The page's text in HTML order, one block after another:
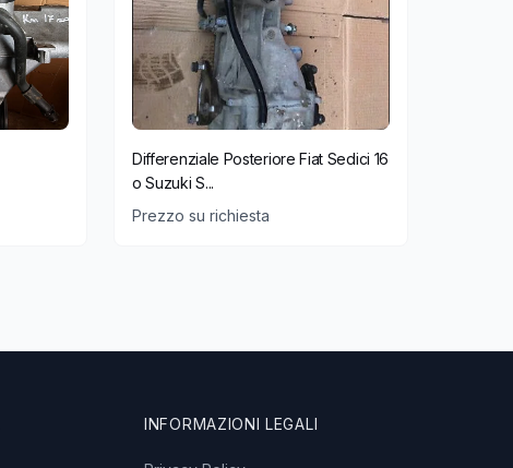
Differenziale Posteriore Fiat Sedici 16
o Suzuki S...
Prezzo su richiesta
INFORMAZIONI LEGALI